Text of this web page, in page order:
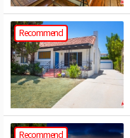
Recommend
Recommend